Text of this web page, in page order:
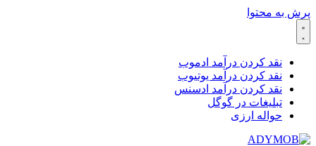
پرش به محتوا
نقد کردن درآمد ادموب
نقد کردن درآمد یوتیوب
نقد کردن درآمد ادسنس
تبلیغات در گوگل
حواله ارزی